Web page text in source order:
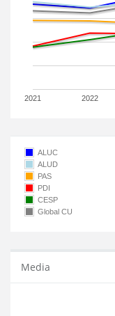
2021 2022
ALUC
ALUD
PAS
PDI
CESP
Global CU
Media